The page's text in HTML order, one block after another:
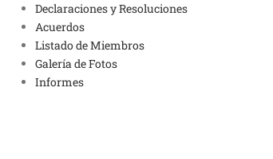
Declaraciones y Resoluciones
Acuerdos
Listado de Miembros
Galería de Fotos
Informes